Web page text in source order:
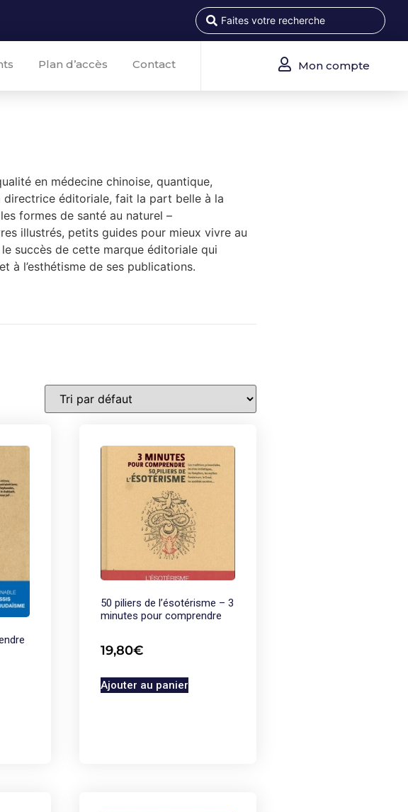
Plan d’accès Contact Mon compte
en médecine chinoise, quantique,
directrice éditoriale, fait la part belle à la
formes de santé au naturel –
illustrés, petits guides pour mieux vivre au
succès de cette marque éditoriale qui
à l’esthétisme de ses publications.
50 piliers de l’ésotérisme – 3
minutes pour comprendre
19,80€
Ajouter au panier